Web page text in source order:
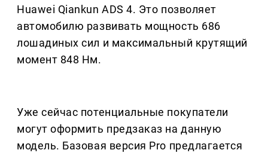
Huawei Qiankun ADS 4. Это позволяет
автомобилю развивать мощность 686
лошадиных сил и максимальный крутящий
момент 848 Нм.
Уже сейчас потенциальные покупатели
могут оформить предзаказ на данную
модель. Базовая версия Pro предлагается